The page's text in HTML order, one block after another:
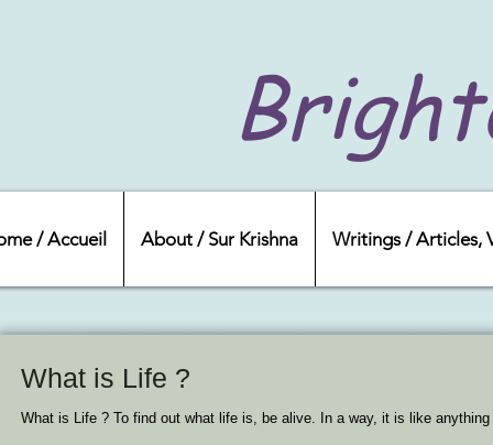
/ Accueil About / Sur Krishna Writings / Articles,
What is Life ?